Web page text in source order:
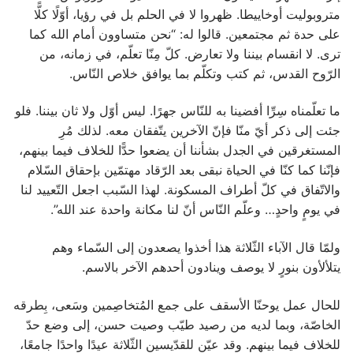
متروبوليت أوخاييطا. ظهروا لا في الحلم بل في رؤيا، أوّلًا كلًّا
على حدة ثم مجتمعين. قالوا له: “نحن متساوون أمام الله كما
ترى. لا انقسام بيننا ولا تعارض. كلّ مِنّا تعلّم، في زمانه، من
الرّوح القدس، ثم كتب وتكلّم بما يوافق خلاص النّاس.
ما تعلّمناه سِرِّا أفضينا به للنّاس جهرًا. ليس أوّل ولا ثان بيننا. فلو
جئت إلى ذكر أيّ منّا فإنّ الآخرين يتّفقان معه. لذلك مُرِ
المستغرقين في الجدل بشأننا أن يضعوا حدًّا للخلاف فيما بينهم،
فإنّنا كما كنّا في الحياة نبقى بعد الرّقاد مهتمّين بإحقاق السّلام
والاتّفاق في كلّ أطراف المسكونة. لهذا السّبب اجعل التّعييد لنا
في يومٍ واحدٍ… وعلّم النّاس أنّ لنا مكانة واحدة عند الله”.
‏ولمّا قال الآباء الثّلاثة هذا أخذوا يصعدون إلى السّماء وهم
يتلألأون بنورٍ لا يوصف وينادون أحدهم الآخر بالاسم.
‏للحال عمل يوحنّا الأسقف على جمع المُتخاصِمين وسَعى، بِطرقه
الخاصّة، ‏وبما لديه من رصيد طيّب وصيت حسن، إلى وضع حدّ
للخلاف فيما بينهم. وقد عيّن للقدّيسين الثّلاثة عيدًا واحدًا جامعًا،